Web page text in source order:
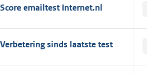
r
Score emailtest Internet.nl
Verbetering sinds laatste test